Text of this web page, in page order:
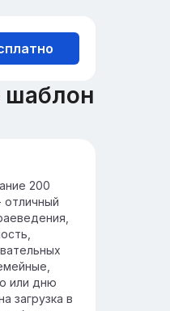
шаблон
из
и
200
или дню
загрузка в